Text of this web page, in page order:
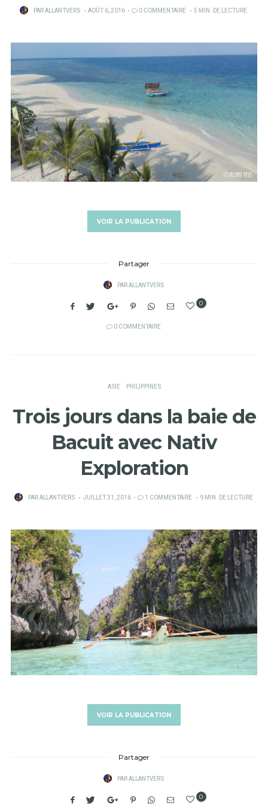
PARALLANTVERS
PUBLIÉ
AOÛT 6, 2016 0 COMMENTAIRE 5 MIN. DE LECTURE
VOIR LA PUBLICATION
Partager
PARALLANTVERS
0
0 COMMENTAIRE
ASIE PHILIPPINES
Trois jours dans la baie de
Bacuit avec Nativ
Exploration
PARALLANTVERS
PUBLIÉ
JUILLET 31, 2016 1 COMMENTAIRE 9 MIN. DE LECTURE
VOIR LA PUBLICATION
Partager
PARALLANTVERS
0